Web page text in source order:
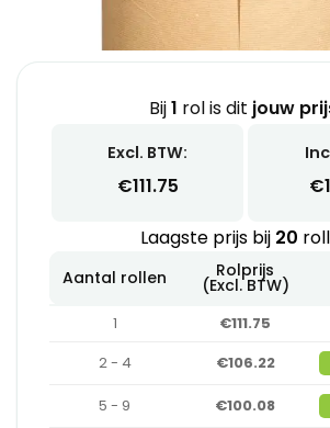
Bij1 rol is dit jouw
Excl. BTW:
€111.75 €
Laagste prijs bij 20
Aantal rollen Rolprijs
(Excl. BTW)
1
€111.75
2 - 4
€106.22
5 - 9 €100.08